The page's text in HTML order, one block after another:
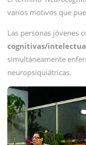
varios motivos que
Las personas jóvenes
cognitivas/
simultáneamente
neuropsiquiátricas.